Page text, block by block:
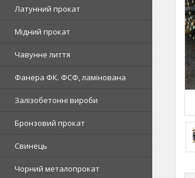
Латунний прокат
Мідний прокат
Чавунне лиття
Фанера ФК. ФСФ, ламінована
Залізобетонні вироби
Бронзовий прокат
Свинець
Чорний металопрокат